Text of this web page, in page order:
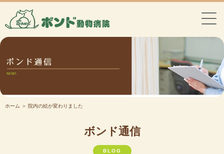
ホーム ＞ 院内の絵が変わりました
ボンド通信
BLOG